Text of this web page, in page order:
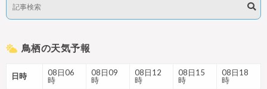
鳥栖の天気予報
日時
08日06
時
08日09
時
08日12
時
08日15
時
08日18
時